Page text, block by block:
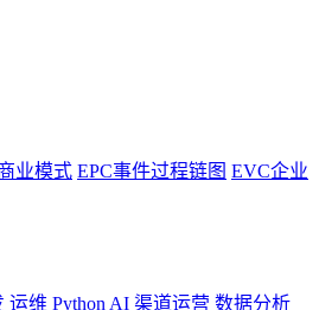
业模式 EPC事件过程链图 EVC企业
运维 Python AI 渠道运营 数据分析